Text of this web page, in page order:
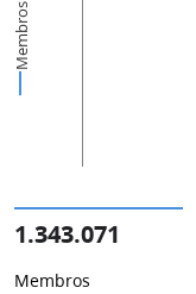
Membros
1.343.071
Membros